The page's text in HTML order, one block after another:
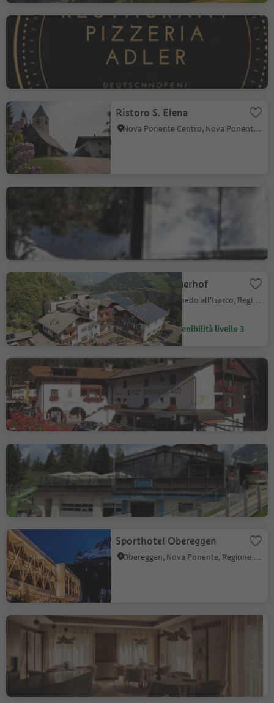
Ristorante Pizzeria Adler
Nova Ponente Centro, Nova Ponente, Regione dolomitica Val d'Ega
Ristoro S. Elena
Nova Ponente Centro, Nova Ponente, Regione dolomitica Val d'Ega
Rifugio Oberholz
Hotel Steineggerhof
Collepietra, Cornedo all'Isarco, Regione dolomitica Val d'Ega
Marchio sostenibilità livello 3
Ristorante - Pizzeria Luna
Golf. Food & Drinks
Carezza, Nova Levante, Regione dolomitica Val d'Ega
Sporthotel Obereggen
Obereggen, Nova Ponente, Regione dolomitica Val d'Ega
Johannesstube - engel
gourmet&spa
Marchio sostenibilità livello 3